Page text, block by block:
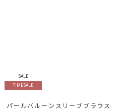
SALE
TIMESALE
パールバルーンスリーブブラウス